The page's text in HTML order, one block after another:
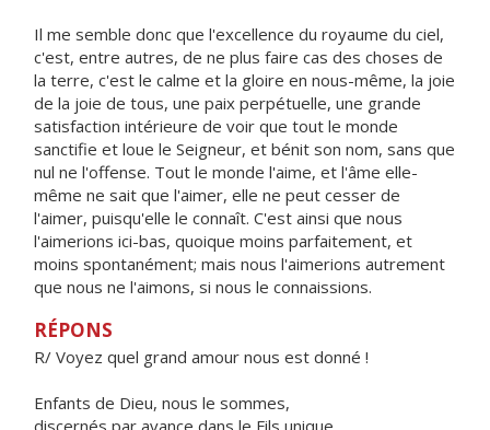
Il me semble donc que l'excellence du royaume du ciel,
c'est, entre autres, de ne plus faire cas des choses de
la terre, c'est le calme et la gloire en nous-même, la joie
de la joie de tous, une paix perpétuelle, une grande
satisfaction intérieure de voir que tout le monde
sanctifie et loue le Seigneur, et bénit son nom, sans que
nul ne l'offense. Tout le monde l'aime, et l'âme elle-
même ne sait que l'aimer, elle ne peut cesser de
l'aimer, puisqu'elle le connaît. C'est ainsi que nous
l'aimerions ici-bas, quoique moins parfaitement, et
moins spontanément; mais nous l'aimerions autrement
que nous ne l'aimons, si nous le connaissions.
RÉPONS
R/ Voyez quel grand amour nous est donné !
Enfants de Dieu, nous le sommes,
discernés par avance dans le Fils unique.